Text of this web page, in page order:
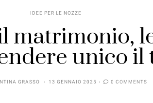
IDEE PER LE NOZZE
matrimonio,
unico il
GRASSO 13 GENNAIO 2025 0 COMMENTS